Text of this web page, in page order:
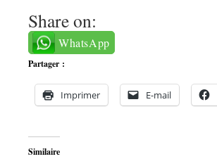
Share on:
WhatsApp
Partager :
Imprimer E-mail
Similaire